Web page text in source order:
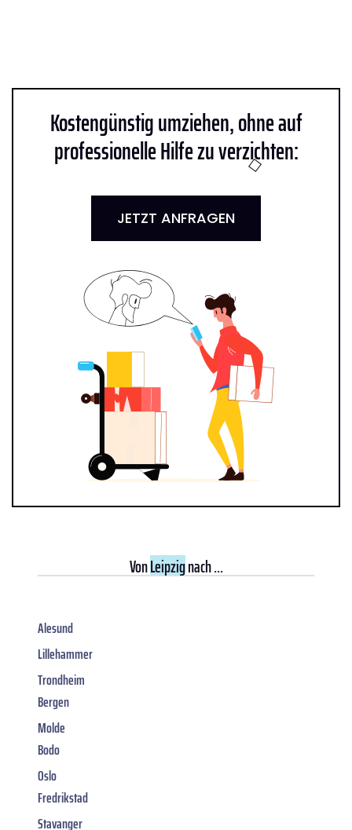
Kostengünstig umziehen, ohne auf
professionelle Hilfe zu verzichten:
JETZT ANFRAGEN
VonLeipzignach ...
Alesund
Lillehammer
Trondheim
Bergen
Molde
Bodo
Oslo
Fredrikstad
Stavanger